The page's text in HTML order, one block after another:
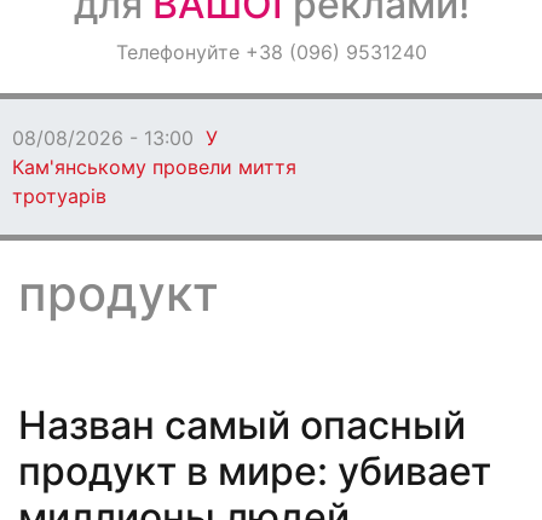
ОголошенняТелефонуйте +38 (096) 9531240
08/08/2026 - 13:00 У
Кам'янському провели миття
тротуарів
продукт
Назван самый опасный
продукт в мире: убивает